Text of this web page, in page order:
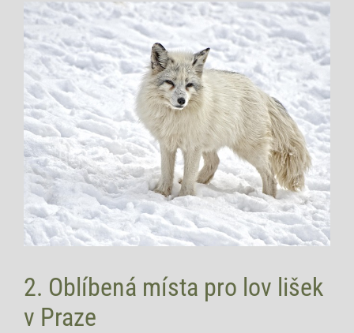
2. Oblíbená místa pro lov lišek
v Praze